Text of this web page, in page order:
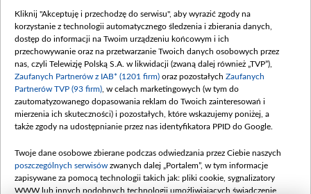
Procedura zgłoszeń wewnętrznych
Kliknij "Akceptuję i przechodzę do serwisu", aby wyrazić zgody na
korzystanie z technologii automatycznego śledzenia i zbierania danych,
dostęp do informacji na Twoim urządzeniu końcowym i ich
przechowywanie oraz na przetwarzanie Twoich danych osobowych przez
nas, czyli Telewizję Polską S.A. w likwidacji (zwaną dalej również „TVP”),
Zaufanych Partnerów z IAB* (1201 firm) oraz pozostałych Zaufanych
Partnerów TVP (93 firm) , w celach marketingowych (w tym do
zautomatyzowanego dopasowania reklam do Twoich zainteresowań i
mierzenia ich skuteczności) i pozostałych, które wskazujemy poniżej, a
także zgody na udostępnianie przez nas identyfikatora PPID do Google.
Twoje dane osobowe zbierane podczas odwiedzania przez Ciebie naszych
poszczególnych serwisów zwanych dalej „Portalem”, w tym informacje
zapisywane za pomocą technologii takich jak: pliki cookie, sygnalizatory
WWW lub innych podobnych technologii umożliwiających świadczenie